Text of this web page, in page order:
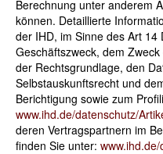
Berechnung unter anderem
können. Detaillierte
der IHD, im Sinne des Art 14
Geschäftszweck, dem
der Rechtsgrundlage, den
Selbstauskunftsrecht und
Berichtigung sowie zum
www.ihd.de/datenschutz/
deren Vertragspartnern im
finden Sie unter: